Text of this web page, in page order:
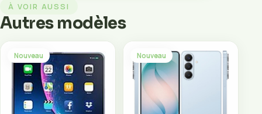
À VOIR AUSSI
Autres modèles
Nouveau Nouveau